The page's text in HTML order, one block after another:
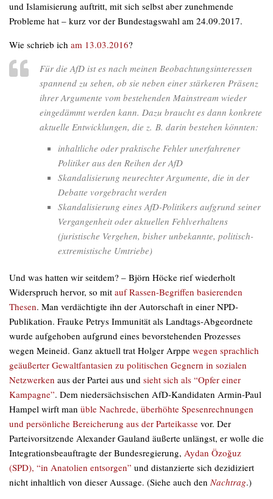
und Islamisierung auftritt, mit sich selbst aber zunehmende
Probleme hat – kurz vor der Bundestagswahl am 24.09.2017.
Wie schrieb ich am 13.03.2016?
Für die AfD ist es nach meinen Beobachtungsinteressen
spannend zu sehen, ob sie neben einer stärkeren Präsenz
ihrer Argumente vom bestehenden Mainstream wieder
eingedämmt werden kann. Dazu braucht es dann konkrete
aktuelle Entwicklungen, die z. B. darin bestehen könnten:
inhaltliche oder praktische Fehler unerfahrener
Politiker aus den Reihen der AfD
Skandalisierung neurechter Argumente, die in der
Debatte vorgebracht werden
Skandalisierung eines AfD-Politikers aufgrund seiner
Vergangenheit oder aktuellen Fehlverhaltens
(juristische Vergehen, bisher unbekannte, politisch-
extremistische Umtriebe)
Und was hatten wir seitdem? – Björn Höcke rief wiederholt
Widerspruch hervor, so mit auf Rassen-Begriffen basierenden
Thesen. Man verdächtigte ihn der Autorschaft in einer NPD-
Publikation. Frauke Petrys Immunität als Landtags-Abgeordnete
wurde aufgehoben aufgrund eines bevorstehenden Prozesses
wegen Meineid. Ganz aktuell trat Holger Arppe wegen sprachlich
geäußerter Gewaltfantasien zu politischen Gegnern in sozialen
Netzwerken aus der Partei aus und sieht sich als “Opfer einer
Kampagne”. Dem niedersächsischen AfD-Kandidaten Armin-Paul
Hampel wirft man üble Nachrede, überhöhte Spesenrechnungen
und persönliche Bereicherung aus der Parteikasse vor. Der
Parteivorsitzende Alexander Gauland äußerte unlängst, er wolle die
Integrationsbeauftragte der Bundesregierung, Aydan Özoğuz
(SPD), “in Anatolien entsorgen” und distanzierte sich dezidiziert
nicht inhaltlich von dieser Aussage. (Siehe auch den Nachtrag.)